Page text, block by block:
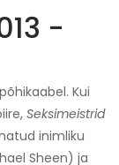
-
Kui
Seksimeistrid
inimliku
Sheen) ja